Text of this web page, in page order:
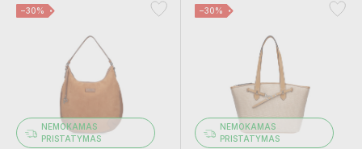
−30%
NEMOKAMAS
PRISTATYMAS
−30%
NEMOKAMAS
PRISTATYMAS